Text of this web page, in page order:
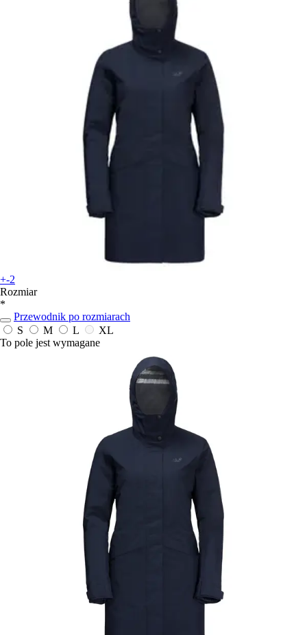
+-2
Rozmiar
*
Przewodnik po rozmiarach
S
M L
XL
To pole jest wymagane